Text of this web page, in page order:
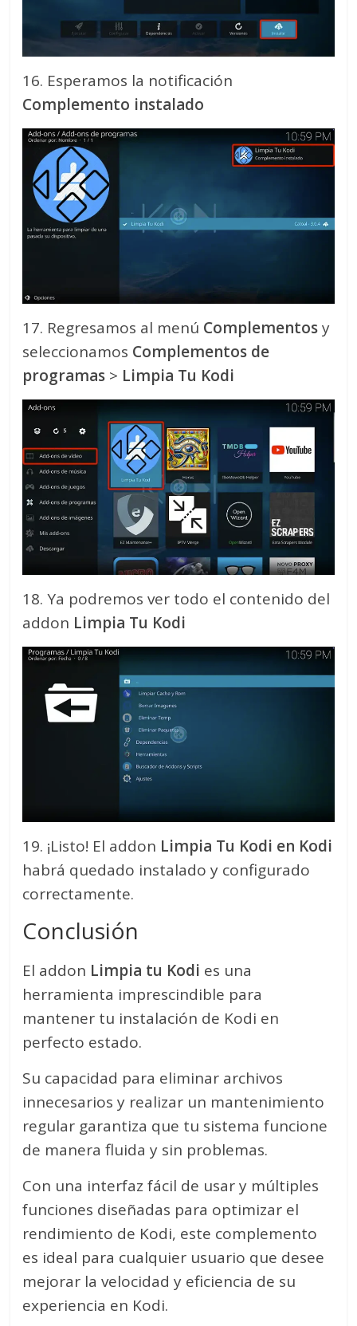
16. Esperamos la notificación
Complemento instalado
17. Regresamos al menú Complementosy
seleccionamos Complementos de
programas > Limpia Tu Kodi
18. Ya podremos ver todo el contenido del
addon Limpia Tu Kodi
19. ¡Listo! El addon Limpia Tu Kodi en Kodi
habrá quedado instalado y configurado
correctamente.
Conclusión
El addon Limpia tu Kodi es una
herramienta imprescindible para
mantener tu instalación de Kodi en
perfecto estado.
Su capacidad para eliminar archivos
innecesarios y realizar un mantenimiento
regular garantiza que tu sistema funcione
de manera fluida y sin problemas.
Con una interfaz fácil de usar y múltiples
funciones diseñadas para optimizar el
rendimiento de Kodi, este complemento
es ideal para cualquier usuario que desee
mejorar la velocidad y eficiencia de su
experiencia en Kodi.